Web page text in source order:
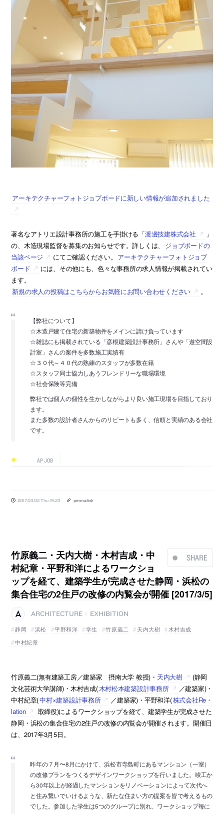
アーキテクチャーフォトジョブボードに新しい情報が追加されました
著名なアトリエ設計事務所の施工を手掛ける「渡邊技建株式会社
」
の、木造現場監督を募集のお知らせです。詳しくは、
ジョブボードの
当該ページ
にてご確認ください。 アーキテクチャーフォトジョブ
ボード
には、その他にも、色々な事務所の求人情報が掲載されてい
ます。
新規の求人の投稿はこちらからお気軽にお問い合わせください
。
【弊社について】
☆木造戸建て住宅の新築物件をメインに請け負っています
☆雑誌にも掲載されている「彦根建築設計事務所」さんや「遊空間設
計室」さんの案件を多数施工実績有
☆３０代～４０代の熟練のスタッフが多数在籍
☆スタッフ同士協力しあうフレンドリーな職場環境
☆社会保険等完備
弊社では個人の個性を生かしながらより良い施工現場を目指しており
ます。
また多数の設計者さんからのリピートも多く、信頼と実績のある会社
です。
AP JOB
2017.03.02 Thu 19:23 permalink
SHARE
竹原義二・天内大樹・木村吉成・中
村紀章・平野和洋によるワークショ
ップを経て、建築学生が完成させた静岡・浜松の
集合住宅の2住戸の改修の内覧会が開催 [2017/3/5]
ARCHITECTURE
EXHIBITION
静岡
浜松 平野和洋 学生 竹原義二 天内大樹
木村吉成
中村紀章
竹原義二(無有建築工房／建築家 摂南大学 教授)・ 天内大樹
(静岡
文化芸術大学講師)・木村吉成(木村松本建築設計事務所
／建築家)・
中村紀章(中村×建築設計事務所 ／建築家)・平野和洋(株式会社Re・
lation
取締役)によるワークショップを経て、建築学生が完成させた
静岡・浜松の集合住宅の2住戸の改修の内覧会が開催されます。開催日
は、2017年3月5日。
昨年の７月〜8月にかけて、浜松市寺島町にあるマンション（一室）
の改修プランをつくるデザインワークショップを行いました。竣工か
ら30年以上が経過したマンションをリノベーションによって次代へ
と住み繋いでいけるような、新たな住まい方の提案を皆で考えるもの
でした。参加した学生は5つのグループに別れ、ワークショップ毎に